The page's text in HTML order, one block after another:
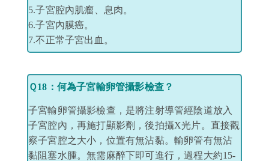
5.子宮腔內肌瘤、息肉。
6.子宮內膜癌。
7.不正常子宮出血。
Ｑ18：何為子宮輸卵管攝影檢查？
子宮輸卵管攝影檢查，是將注射導管經陰道放入
子宮腔內，再施打顯影劑，後拍攝X光片。直接觀
察子宮腔之大小，位置有無沾黏。輸卵管有無沾
黏阻塞水腫。無需麻醉下即可進行，過程大約15-